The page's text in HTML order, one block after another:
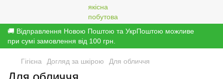
🚚 Відправлення Новою Поштою та УкрПоштою можливе
при сумі замовлення від 100 грн.
Гігієна Догляд за шкірою Для обличчя